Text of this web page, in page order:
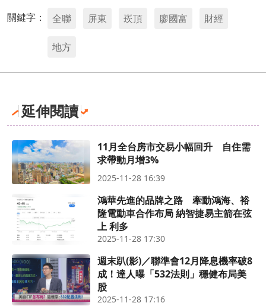
關鍵字： 全聯 屏東 崁頂 廖國富 財經
地方
延伸閱讀
11月全台房市交易小幅回升 自住需
求帶動月增3%
2025-11-28 16:39
鴻華先進的品牌之路 牽動鴻海、裕
隆電動車合作布局 納智捷易主箭在弦
上 利多
2025-11-28 17:30
週末趴(影)／聯準會12月降息機率破8
成！達人曝「532法則」穩健布局美
股
2025-11-28 17:16